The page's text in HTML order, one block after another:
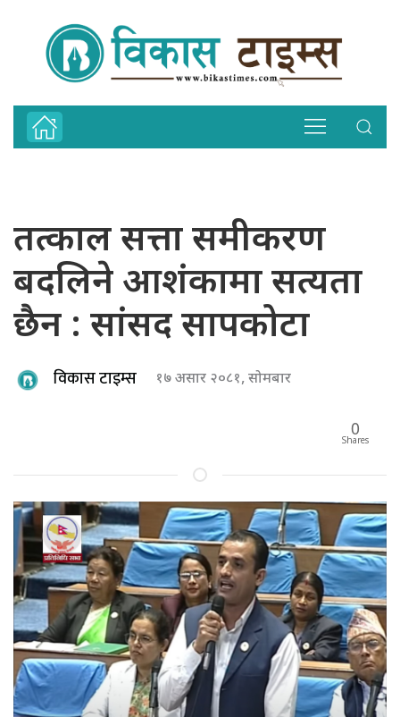
तत्काल सत्ता समीकरण
बदलिने आशंकामा सत्यता
छैन : सांसद सापकोटा
विकास टाइम्स १७ असार २०८१, सोमबार
0
Shares